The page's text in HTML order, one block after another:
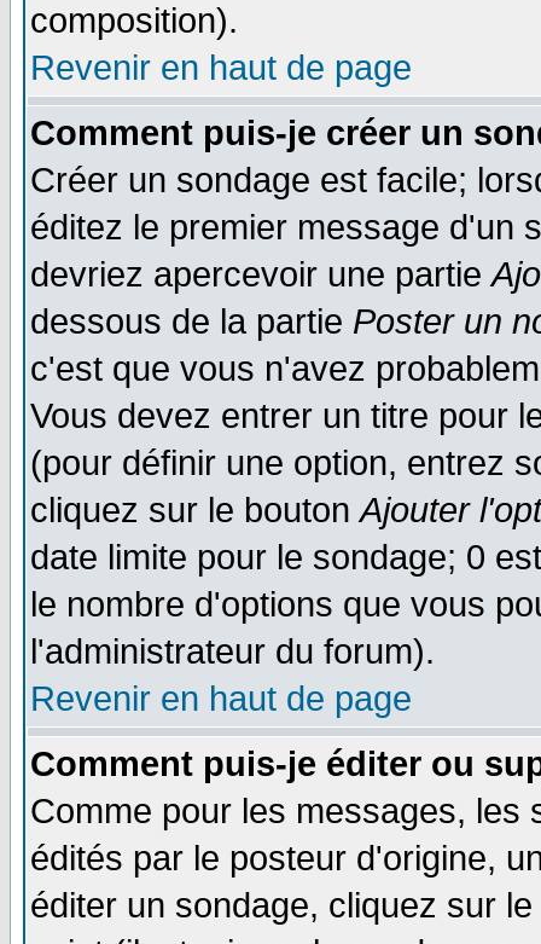
composition).
Revenir en haut de page
Comment puis-je créer un
Créer un sondage est facile;
éditez le premier message d'un
devriez apercevoir une partie
dessous de la partie Poster un
c'est que vous n'avez
Vous devez entrer un titre pour
(pour définir une option, entrez
cliquez sur le boutonAjouter
date limite pour le sondage; 0
le nombre d'options que vous
l'administrateur du forum).
Revenir en haut de page
Comment puis-je éditer ou
Comme pour les messages, les
édités par le posteur d'origine,
éditer un sondage, cliquez sur